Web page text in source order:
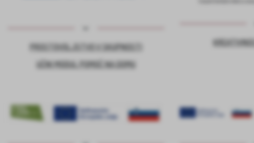
PROSTOVOLJSTVO V SKUPNOSTI
UČNI MODUL POMOČ NA DOMU